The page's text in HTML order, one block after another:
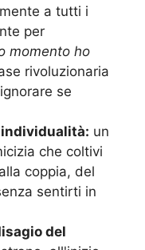
a tutti i
per
momento ho
rivoluzionaria
se
un
che coltivi
coppia, del
sentirti in
del